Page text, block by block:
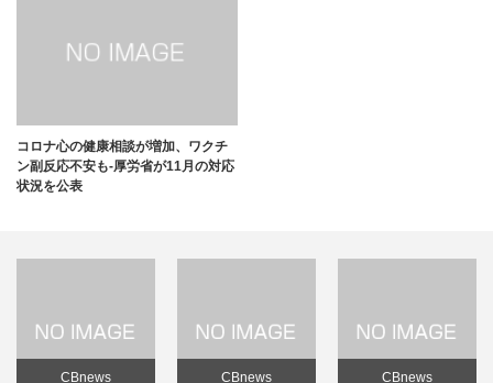
コロナ心の健康相談が増加、ワクチ
ン副反応不安も-厚労省が11月の対応
状況を公表
CBnews CBnews CBnews